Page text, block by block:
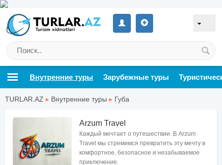
Внутренние туры Зарубежные туры
TURLAR.AZ ▸ Внутренние туры ▸ Губа
Arzum Travel
Каждый мечтает о путешествии. В Arzum
Travel мы стремимся превратить эту мечту в
комфортное, безопасное и незабываемое
приключение.